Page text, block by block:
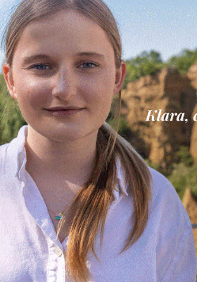
Pnrr, il gruppo di Fratelli
ringraziamento al
Cronaca 3 Agosto 2026
Scomparso da una
Fiorentino l’uomo che
Levane nel 2020
Cronaca 4 Agosto 2026
Un anno fa la strage in
Gianni, Giulia e Franco.
processo, lo stop ai